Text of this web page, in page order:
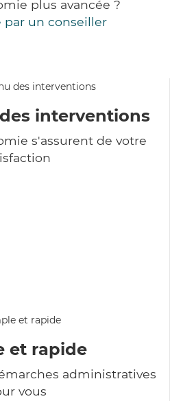
plus avancée ?
par un conseiller
interventions
s'assurent de votre
et rapide
administratives
vous